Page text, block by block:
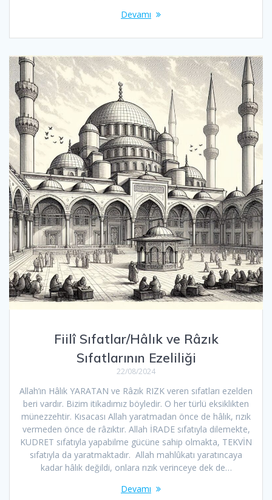
Devamı
Fiilî Sıfatlar/Hâlık ve Râzık
Sıfatlarının Ezeliliği
22/08/2024
Allah’ın Hâlık YARATAN ve Râzık RIZK veren sıfatları ezelden
beri vardır. Bizim itikadımız böyledir. O her türlü eksiklikten
münezzehtir. Kısacası Allah yaratmadan önce de hâlık, rızık
vermeden önce de râzıktır. Allah İRADE sıfatıyla dilemekte,
KUDRET sıfatıyla yapabilme gücüne sahip olmakta, TEKVİN
sıfatıyla da yaratmaktadır. Allah mahlûkatı yaratıncaya
kadar hâlık değildi, onlara rızık verinceye dek de…
Devamı